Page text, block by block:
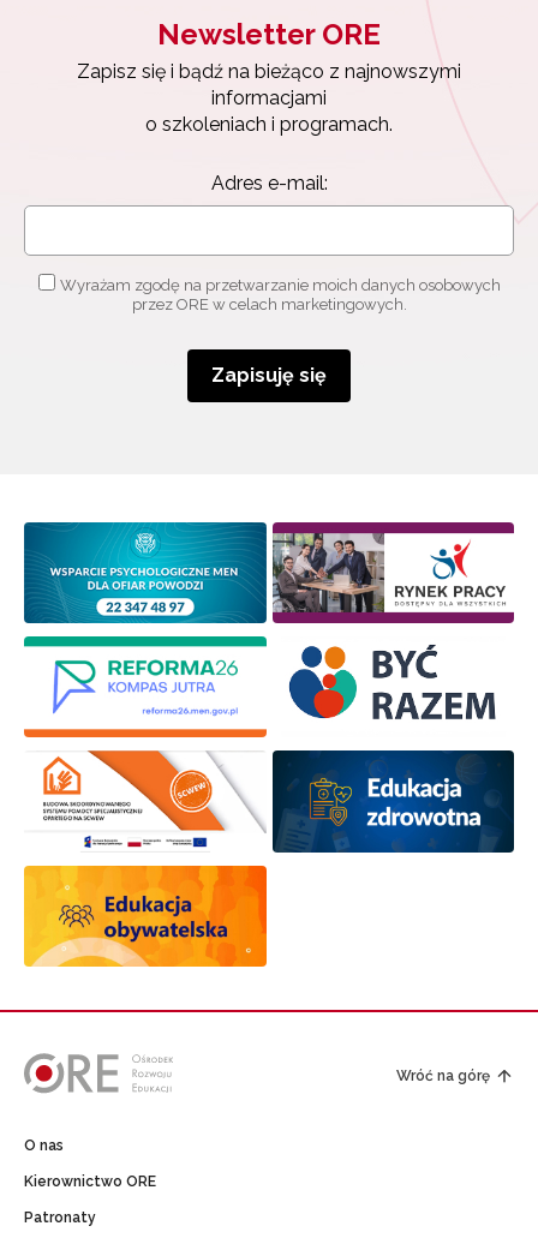
Newsletter ORE
Zapisz się i bądź na bieżąco z najnowszymi
informacjami
o szkoleniach i programach.
Adres e-mail:
Wyrażam zgodę na przetwarzanie moich danych osobowych
przez ORE w celach marketingowych.
Zapisuję się
Wróć na górę
O nas
Kierownictwo ORE
Patronaty